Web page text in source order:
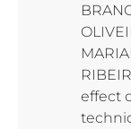
effect